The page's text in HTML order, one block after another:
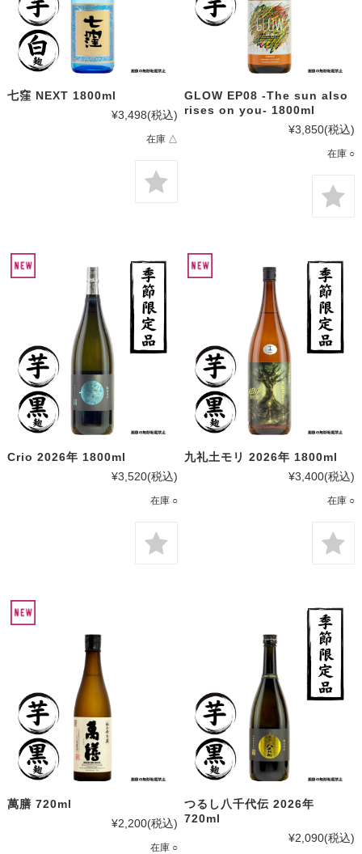
七窪 NEXT 1800ml
¥3,498(税込)
在庫 △
GLOW EP08 -The sun also
rises on you- 1800ml
¥3,850(税込)
在庫 ○
Crio 2026年 1800ml
¥3,520(税込)
在庫 ○
九礼土モリ 2026年 1800ml
¥3,400(税込)
在庫 ○
萬膳 720ml
¥2,200(税込)
在庫 ○
つるし八千代伝 2026年
720ml
¥2,090(税込)